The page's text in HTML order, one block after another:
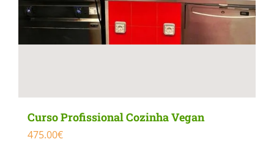
page
Curso Profissional Cozinha Vegan
475.00€